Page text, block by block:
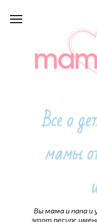
Все о
мамы
Вы мама и папа и
этот ресурс